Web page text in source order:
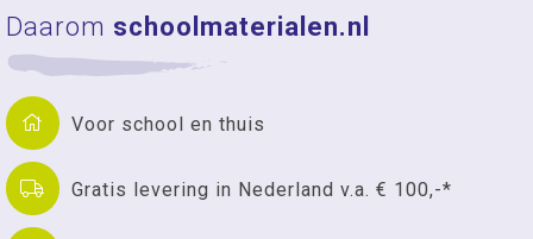
Daarom schoolmaterialen.nl
Voor school en thuis
Gratis levering in Nederland v.a. € 100,-*